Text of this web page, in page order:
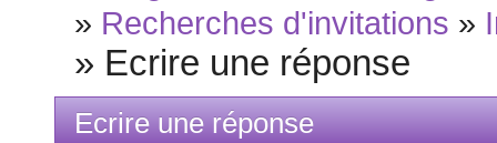
» Recherches d'invitations »
» Ecrire une réponse
Ecrire une réponse